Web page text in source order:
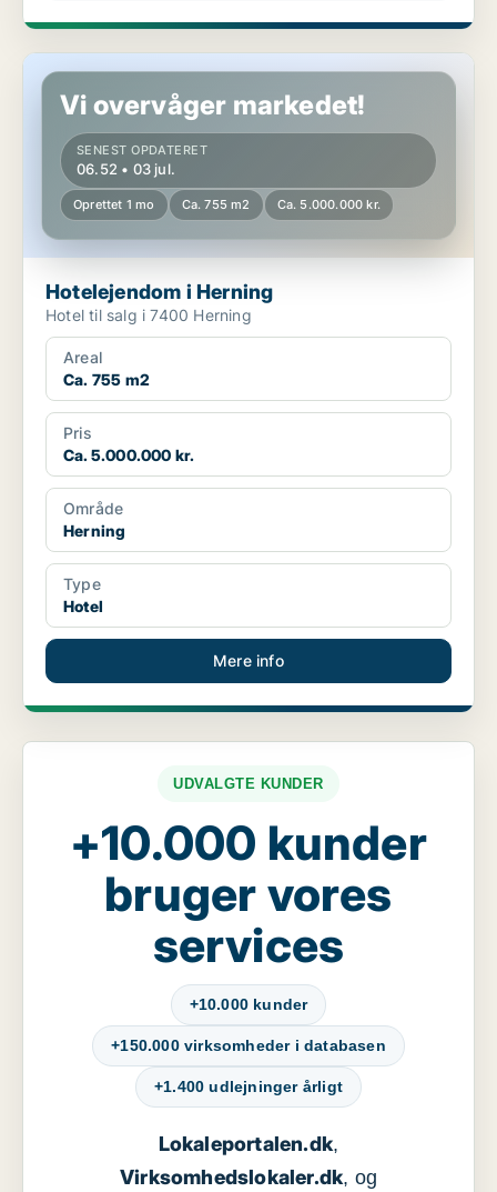
Hotelejendom i Herning
Vi overvåger markedet!
SENEST OPDATERET
06.52 • 03 jul.
Oprettet 1 mo Ca. 755 m2 Ca. 5.000.000 kr.
Hotelejendom i Herning
Hotel til salg i 7400 Herning
Areal
Ca. 755 m2
Pris
Ca. 5.000.000 kr.
Område
Herning
Type
Hotel
Mere info
UDVALGTE KUNDER
+10.000 kunder
bruger vores
services
+10.000 kunder
+150.000 virksomheder i databasen
+1.400 udlejninger årligt
Lokaleportalen.dk,
Virksomhedslokaler.dk, og